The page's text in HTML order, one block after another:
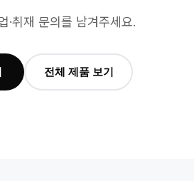
·취재 문의를 남겨주세요.
전체 제품 보기